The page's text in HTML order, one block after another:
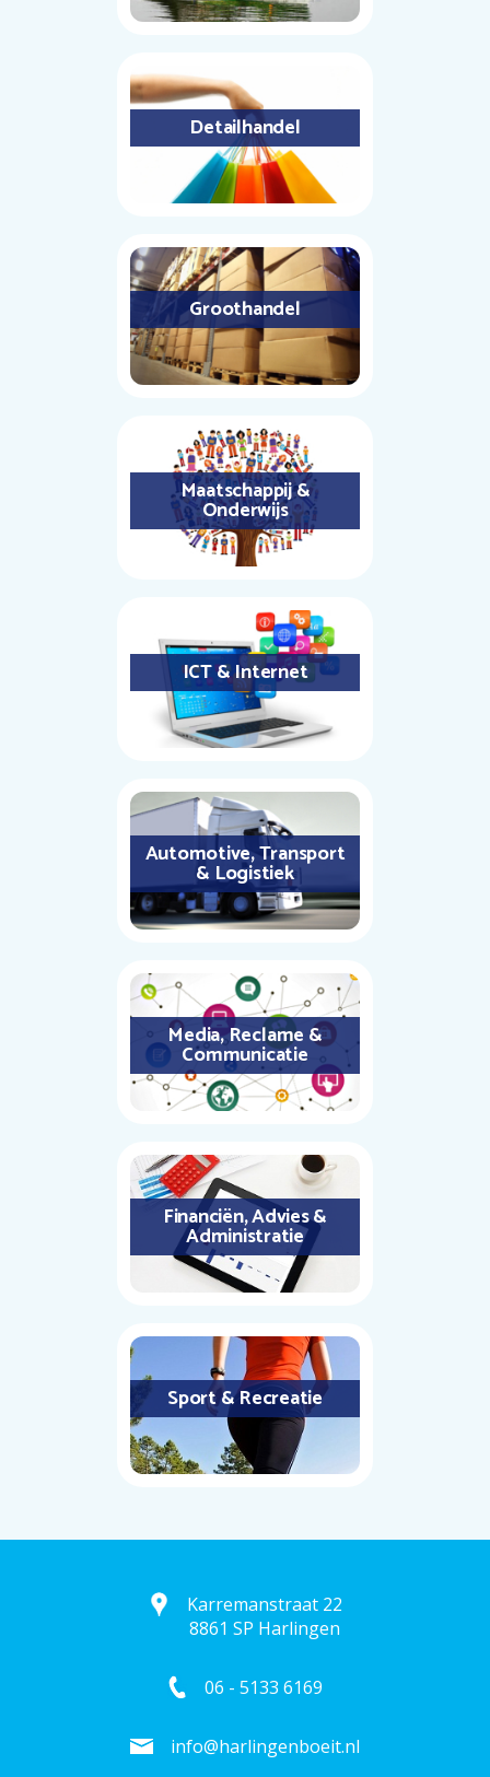
Detailhandel
Groothandel
Maatschappij &
Onderwijs
ICT & Internet
Automotive, Transport
& Logistiek
Media, Reclame &
Communicatie
Financiën, Advies &
Administratie
Sport & Recreatie
Karremanstraat 22
8861 SP Harlingen
06 - 5133 6169
info@harlingenboeit.nl